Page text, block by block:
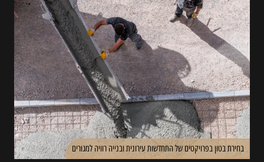
בחירת בטון בפרויקטים של התחדשות עירונית ובנייה רוויה למגורים